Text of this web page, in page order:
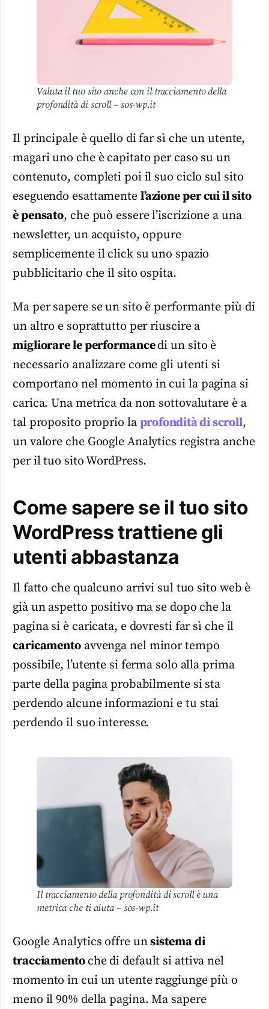
Valuta il tuo sito anche con il tracciamento della
profondità di scroll – sos-wp.it
Il principale è quello di far sì che un utente,
magari uno che è capitato per caso su un
contenuto, completi poi il suo ciclo sul sito
eseguendo esattamente l’azione per cui il sito
è pensato, che può essere l’iscrizione a una
newsletter, un acquisto, oppure
semplicemente il click su uno spazio
pubblicitario che il sito ospita.
Ma per sapere se un sito è performante più di
un altro e soprattutto per riuscire a
migliorare le performancedi un sito è
necessario analizzare come gli utenti si
comportano nel momento in cui la pagina si
carica. Una metrica da non sottovalutare è a
tal proposito proprio la profondità di scroll,
un valore che Google Analytics registra anche
per il tuo sito WordPress.
Come sapere se il tuo sito
WordPress trattiene gli
utenti abbastanza
Il fatto che qualcuno arrivi sul tuo sito web è
già un aspetto positivo ma se dopo che la
pagina si è caricata, e dovresti far sì che il
caricamentoavvenga nel minor tempo
possibile, l’utente si ferma solo alla prima
parte della pagina probabilmente si sta
perdendo alcune informazioni e tu stai
perdendo il suo interesse.
Il tracciamento della profondità di scroll è una
metrica che ti aiuta – sos-wp.it
Google Analytics offre unsistema di
tracciamentoche di default si attiva nel
momento in cui un utente raggiunge più o
meno il 90% della pagina. Ma sapere